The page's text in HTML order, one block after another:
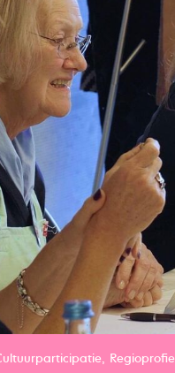
Regioprofiel